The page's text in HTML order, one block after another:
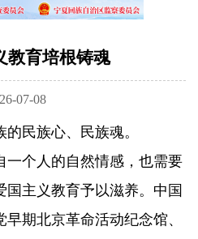
教育培根铸魂
07-08
民族心、民族魂。
个人的自然情感，也需要
国主义教育予以滋养。中国
期北京革命活动纪念馆、